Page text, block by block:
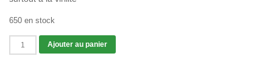
650 en stock
quantité
de
Ajouter au panier